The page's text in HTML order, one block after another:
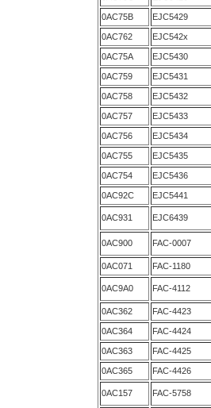
0AC75B EJC5429
0AC762 EJC542x
0AC75A EJC5430
0AC759 EJC5431
0AC758 EJC5432
0AC757 EJC5433
0AC756 EJC5434
0AC755 EJC5435
0AC754 EJC5436
0AC92C EJC5441
0AC931 EJC6439
0AC900 FAC-0007
0AC071 FAC-1180
0AC9A0 FAC-4112
0AC362 FAC-4423
0AC364 FAC-4424
0AC363 FAC-4425
0AC365 FAC-4426
0AC157 FAC-5758